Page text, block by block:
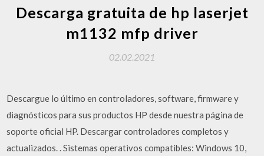
Descarga gratuita de hp laserjet
m1132 mfp driver
02.02.2021
Descargue lo último en controladores, software, firmware y
diagnósticos para sus productos HP desde nuestra página de
soporte oficial HP. Descargar controladores completos y
actualizados. . Sistemas operativos compatibles: Windows 10,